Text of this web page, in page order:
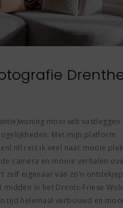
mooi wilt
Met mijn platform
reis ik veel naar mooie
camera en mooie verhalen
zelf eigenaar van zo’n
midden in het Drents-Friese
tijd helemaal verbouwd en